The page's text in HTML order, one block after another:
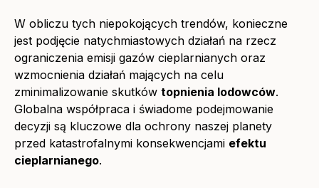
W obliczu tych niepokojących trendów, konieczne
jest podjęcie natychmiastowych działań na rzecz
ograniczenia emisji gazów cieplarnianych oraz
wzmocnienia działań mających na celu
zminimalizowanie skutków topnienia lodowców.
Globalna współpraca i świadome podejmowanie
decyzji są kluczowe dla ochrony naszej planety
przed katastrofalnymi konsekwencjami efektu
cieplarnianego.